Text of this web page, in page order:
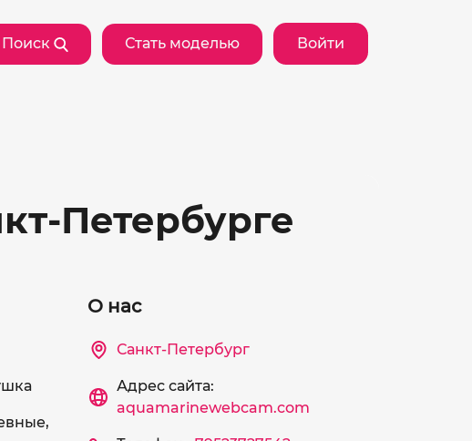
Поиск Стать моделью Войти
Петербурге
О нас
Санкт-Петербург
Адрес сайта:
aquamarinewebcam.com